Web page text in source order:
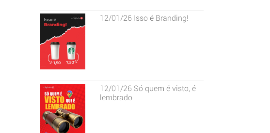
12/01/26 Isso é Branding!
12/01/26 Só quem é visto, é
lembrado